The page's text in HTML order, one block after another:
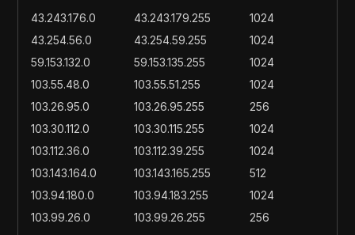
43.243.176.0
43.243.179.255
1024
43.254.56.0
43.254.59.255
1024
59.153.132.0
59.153.135.255
1024
103.55.48.0
103.55.51.255
1024
103.26.95.0
103.26.95.255
256
103.30.112.0
103.30.115.255
1024
103.112.36.0
103.112.39.255
1024
103.143.164.0
103.143.165.255
512
103.94.180.0
103.94.183.255
1024
103.99.26.0
103.99.26.255
256